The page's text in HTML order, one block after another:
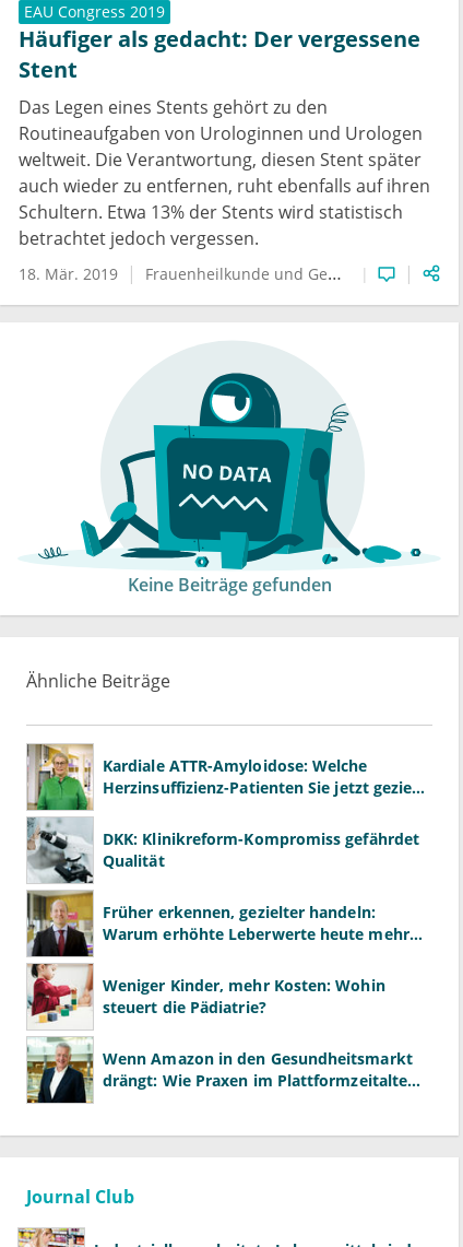
EAU Congress 2019
Häufiger als gedacht: Der vergessene
Stent
Das Legen eines Stents gehört zu den
Routineaufgaben von Urologinnen und Urologen
weltweit. Die Verantwortung, diesen Stent später
auch wieder zu entfernen, ruht ebenfalls auf ihren
Schultern. Etwa 13% der Stents wird statistisch
betrachtet jedoch vergessen.
18. Mär. 2019 Frauenheilkunde und Geburtshilfe Urologie
Keine Beiträge gefunden
Ähnliche Beiträge
Kardiale ATTR-Amyloidose: Welche
Herzinsuffizienz-Patienten Sie jetzt gezielt
DKK: Klinikreform-Kompromiss gefährdet
Qualität
Früher erkennen, gezielter handeln:
Warum erhöhte Leberwerte heute mehr
Weniger Kinder, mehr Kosten: Wohin
steuert die Pädiatrie?
Wenn Amazon in den Gesundheitsmarkt
drängt: Wie Praxen im Plattformzeitalter
Journal Club